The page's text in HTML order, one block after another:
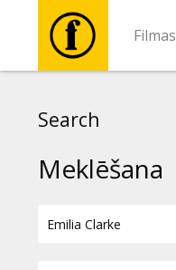
Filmas
Search
Meklēšana